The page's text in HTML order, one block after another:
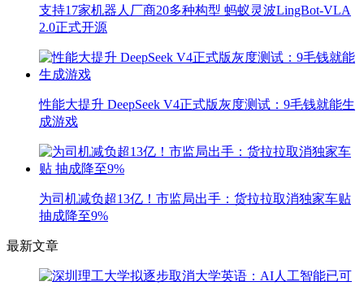
支持17家机器人厂商20多种构型 蚂蚁灵波LingBot-VLA
2.0正式开源
性能大提升 DeepSeek V4正式版灰度测试：9毛钱就能生
成游戏
为司机减负超13亿！市监局出手：货拉拉取消独家车贴
抽成降至9%
最新文章